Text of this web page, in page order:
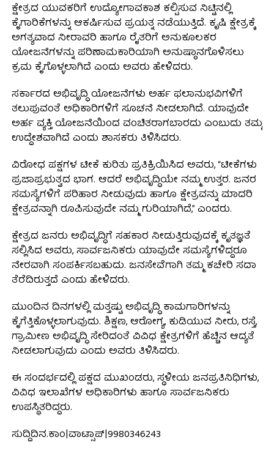
ಕ್ಷೇತ್ರದ ಯುವಕರಿಗೆ ಉದ್ಯೋಗಾವಕಾಶ ಕಲ್ಪಿಸುವ ನಿಟ್ಟಿನಲ್ಲಿ
ಕೈಗಾರಿಕೆಗಳನ್ನು ಆಕರ್ಷಿಸುವ ಪ್ರಯತ್ನ ನಡೆಯುತ್ತಿದೆ. ಕೃಷಿ ಕ್ಷೇತ್ರಕ್ಕೆ
ಅಗತ್ಯವಾದ ನೀರಾವರಿ ಹಾಗೂ ರೈತರಿಗೆ ಅನುಕೂಲಕರ
ಯೋಜನೆಗಳನ್ನು ಪರಿಣಾಮಕಾರಿಯಾಗಿ ಅನುಷ್ಠಾನಗೊಳಿಸಲು
ಕ್ರಮ ಕೈಗೊಳ್ಳಲಾಗಿದೆ ಎಂದು ಅವರು ಹೇಳಿದರು.
ಸರ್ಕಾರದ ಅಭಿವೃದ್ಧಿ ಯೋಜನೆಗಳು ಅರ್ಹ ಫಲಾನುಭವಿಗಳಿಗೆ
ತಲುಪುವಂತೆ ಅಧಿಕಾರಿಗಳಿಗೆ ಸೂಚನೆ ನೀಡಲಾಗಿದೆ. ಯಾವುದೇ
ಅರ್ಹ ವ್ಯಕ್ತಿ ಯೋಜನೆಯಿಂದ ವಂಚಿತರಾಗಬಾರದು ಎಂಬುದು ತಮ್ಮ
ಉದ್ದೇಶವಾಗಿದೆ ಎಂದು ಶಾಸಕರು ತಿಳಿಸಿದರು.
ವಿರೋಧ ಪಕ್ಷಗಳ ಟೀಕೆ ಕುರಿತು ಪ್ರತಿಕ್ರಿಯಿಸಿದ ಅವರು, “ಟೀಕೆಗಳು
ಪ್ರಜಾಪ್ರಭುತ್ವದ ಭಾಗ. ಆದರೆ ಅಭಿವೃದ್ಧಿಯೇ ನಮ್ಮ ಉತ್ತರ. ಜನರ
ಸಮಸ್ಯೆಗಳಿಗೆ ಪರಿಹಾರ ನೀಡುವುದು ಹಾಗೂ ಕ್ಷೇತ್ರವನ್ನು ಮಾದರಿ
ಕ್ಷೇತ್ರವನ್ನಾಗಿ ರೂಪಿಸುವುದೇ ನಮ್ಮ ಗುರಿಯಾಗಿದೆ,” ಎಂದರು.
ಕ್ಷೇತ್ರದ ಜನರು ಅಭಿವೃದ್ಧಿಗೆ ಸಹಕಾರ ನೀಡುತ್ತಿರುವುದಕ್ಕೆ ಕೃತಜ್ಞತೆ
ಸಲ್ಲಿಸಿದ ಅವರು, ಸಾರ್ವಜನಿಕರು ಯಾವುದೇ ಸಮಸ್ಯೆಗಳಿದ್ದರೂ
ನೇರವಾಗಿ ಸಂಪರ್ಕಿಸಬಹುದು. ಜನಸೇವೆಗಾಗಿ ತಮ್ಮ ಕಚೇರಿ ಸದಾ
ತೆರೆದಿರುತ್ತದೆ ಎಂದು ಹೇಳಿದರು.
ಮುಂದಿನ ದಿನಗಳಲ್ಲಿ ಮತ್ತಷ್ಟು ಅಭಿವೃದ್ಧಿ ಕಾಮಗಾರಿಗಳನ್ನು
ಕೈಗೆತ್ತಿಕೊಳ್ಳಲಾಗುವುದು. ಶಿಕ್ಷಣ, ಆರೋಗ್ಯ, ಕುಡಿಯುವ ನೀರು, ರಸ್ತೆ,
ಗ್ರಾಮೀಣ ಅಭಿವೃದ್ಧಿ ಸೇರಿದಂತೆ ವಿವಿಧ ಕ್ಷೇತ್ರಗಳಿಗೆ ಹೆಚ್ಚಿನ ಆದ್ಯತೆ
ನೀಡಲಾಗುವುದು ಎಂದು ಅವರು ತಿಳಿಸಿದರು.
ಈ ಸಂದರ್ಭದಲ್ಲಿ ಪಕ್ಷದ ಮುಖಂಡರು, ಸ್ಥಳೀಯ ಜನಪ್ರತಿನಿಧಿಗಳು,
ವಿವಿಧ ಇಲಾಖೆಗಳ ಅಧಿಕಾರಿಗಳು ಹಾಗೂ ಸಾರ್ವಜನಿಕರು
ಉಪಸ್ಥಿತರಿದ್ದರು.
ಸುದ್ದಿದಿನ.ಕಾಂ|ವಾಟ್ಸಾಪ್|9980346243